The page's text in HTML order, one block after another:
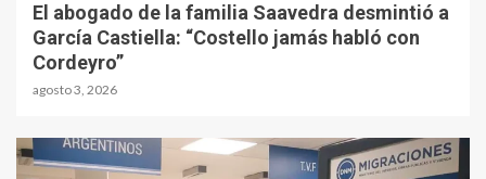
El abogado de la familia Saavedra desmintió a
García Castiella: “Costello jamás habló con
Cordeyro”
agosto 3, 2026